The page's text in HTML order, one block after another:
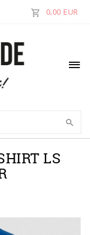
0,00 EUR
LS